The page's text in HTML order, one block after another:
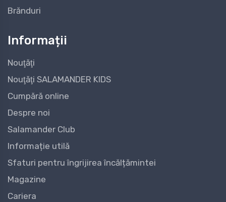
Brănduri
Informații
Nouţăţi
Nouţăţi SALAMANDER KIDS
Cumpără online
Despre noi
Salamander Club
Informație utilă
Sfaturi pentru îngrijirea încălțămintei
Magazine
Cariera